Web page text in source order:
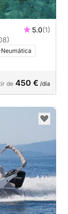
5.0(1)
Neumática
de 450 € /día